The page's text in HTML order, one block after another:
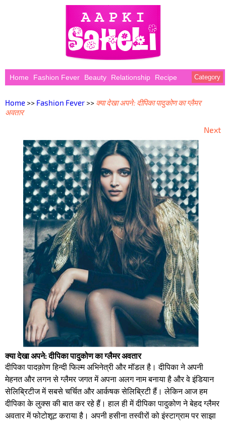
Home Fashion Fever Beauty Relationship Recipe Category
Home >> Fashion Fever >> क्या देखा अपने: दीपिका पादुकोण का ग्लैमर
अवतार
Next
क्या देखा अपने: दीपिका पादुकोण का ग्लैमर अवतार
दीपिका पादक़ोण हिन्दी फिल्म अभिनेत्री और मॉडल है। दीपिका ने अपनी
मेहनत और लगन से ग्लैमर जगत में अपना अलग नाम बनाया है और वे इंडियान
सेलिब्रिटीज में सबसे चर्चित और आर्कषक सेलिब्रिटी हैं। लेकिन आज हम
दीपिका के लुक्स की बात कर रहे हैं। हाल ही में दीपिका पादुकोण ने बेहद ग्लैमर
अवतार में फोटोशूट कराया है। अपनी हसीना तस्वीरों को इंस्टाग्राम पर साझा